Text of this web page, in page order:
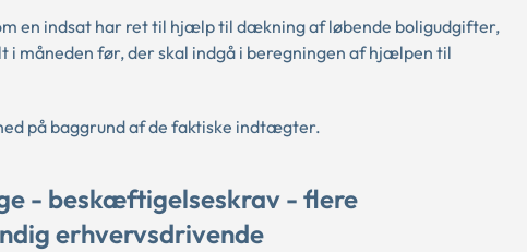
en indsat har ret til hjælp til dækning af løbende boligudgifter,
måneden før, der skal indgå i beregningen af hjælpen til
på baggrund af de faktiske indtægter.
- beskæftigelseskrav - flere
erhvervsdrivende